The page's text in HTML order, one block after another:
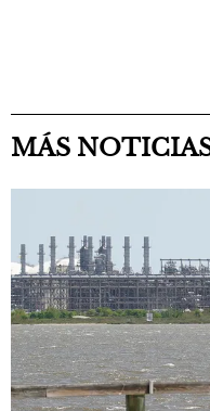
MÁS